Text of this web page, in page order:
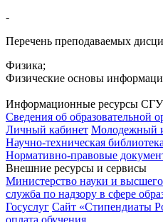
-
Перечень преподаваемых
Физика;
Физические основы
Информационные ресурсы
Сведения об образовательной
Личный кабинет Молодежный
Научно-техническая
Нормативно-правовые
Внешние ресурсы и сервисы
Министерство науки и
служба по надзору в сфере
Госуслуг Сайт «Стипендиаты